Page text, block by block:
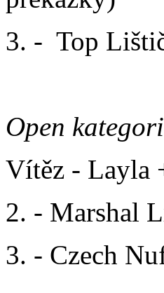
3. - Top
Open
Vítěz - Layla
2. - Marshal
3. - Czech